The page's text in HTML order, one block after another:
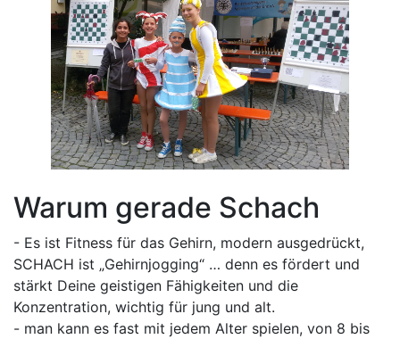
Warum gerade Schach
- Es ist Fitness für das Gehirn, modern ausgedrückt,
SCHACH ist „Gehirnjogging“ … denn es fördert und
stärkt Deine geistigen Fähigkeiten und die
Konzentration, wichtig für jung und alt.
- man kann es fast mit jedem Alter spielen, von 8 bis